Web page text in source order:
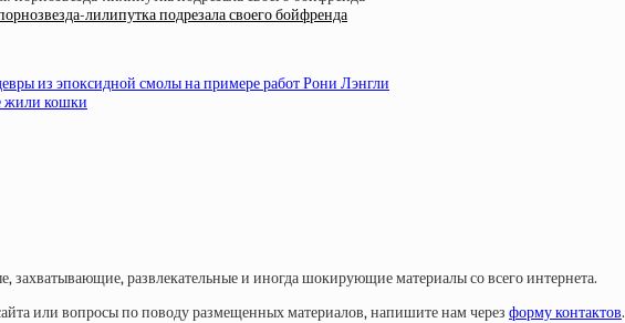
лилипутка подрезала своего бойфренда
из эпоксидной смолы на примере работ Рони Лэнгли
жили кошки
захватывающие, развлекательные и иногда шокирующие материалы со всего интернета.
или вопросы по поводу размещенных материалов, напишите нам через форму контактов.